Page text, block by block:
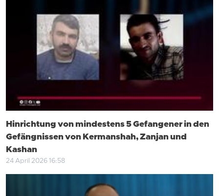
Hinrichtung von mindestens 5 Gefangener in den
Gefängnissen von Kermanshah, Zanjan und
Kashan
24 April 2026 16:58